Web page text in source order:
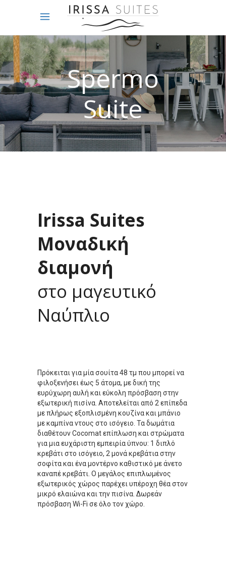
Spermo
Suite
Irissa Suites
Μοναδική
διαμονή
στο μαγευτικό
Ναύπλιο
Πρόκειται για μία σουίτα 48 τμ που μπορεί να
φιλοξενήσει έως 5 άτομα, με δική της
ευρύχωρη αυλή και εύκολη πρόσβαση στην
εξωτερική πισίνα. Αποτελείται από 2 επίπεδα
με πλήρως εξοπλισμένη κουζίνα και μπάνιο
με καμπίνα ντους στο ισόγειο. Τα δωμάτια
διαθέτουν Cocomat επίπλωση και στρώματα
για μια ευχάριστη εμπειρία ύπνου: 1 διπλό
κρεβάτι στο ισόγειο, 2 μονά κρεβάτια στην
σοφίτα και ένα μοντέρνο καθιστικό με άνετο
καναπέ κρεβάτι. Ο μεγάλος επιπλωμένος
εξωτερικός χώρος παρέχει υπέροχη θέα στον
μικρό ελαιώνα και την πισίνα. Δωρεάν
πρόσβαση Wi-Fi σε όλο τον χώρο.